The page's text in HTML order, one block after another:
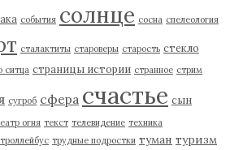
события солнце сосна спелеология
сталактиты староверы старость стекло
ситца страницы истории странное стрим
сугроб сфера счастье сын
огня текст телевидение техника
троллейбус трудные подростки туман туризм